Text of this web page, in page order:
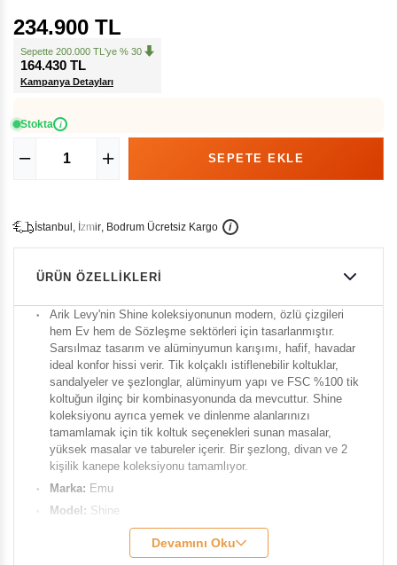
234.900 TL
Sepette 200.000 TL'ye % 30
164.430 TL
Kampanya Detayları
Stokta i
İstanbu , İzmir, Bodrum Ücretsiz Kargo i
ÜRÜN ÖZELLIKLERI
Arik Levy'nin Shine koleksiyonunun modern, özlü çizgileri
hem Ev hem de Sözleşme sektörleri için tasarlanmıştır.
Sarsılmaz tasarım ve alüminyumun karışımı, hafif, havadar
ideal konfor hissi verir. Tik kolçaklı istiflenebilir koltuklar,
sandalyeler ve şezlonglar, alüminyum yapı ve FSC %100 tik
koltuğun ilginç bir kombinasyonunda da mevcuttur. Shine
koleksiyonu ayrıca yemek ve dinlenme alanlarınızı
tamamlamak için tik koltuk seçenekleri sunan masalar,
yüksek masalar ve tabureler içerir. Bir şezlong, divan ve 2
kişilik kanepe koleksiyonu tamamlıyor.
Marka: Emu
Model: Shine
225 cm
100 cm
Devamını Oku